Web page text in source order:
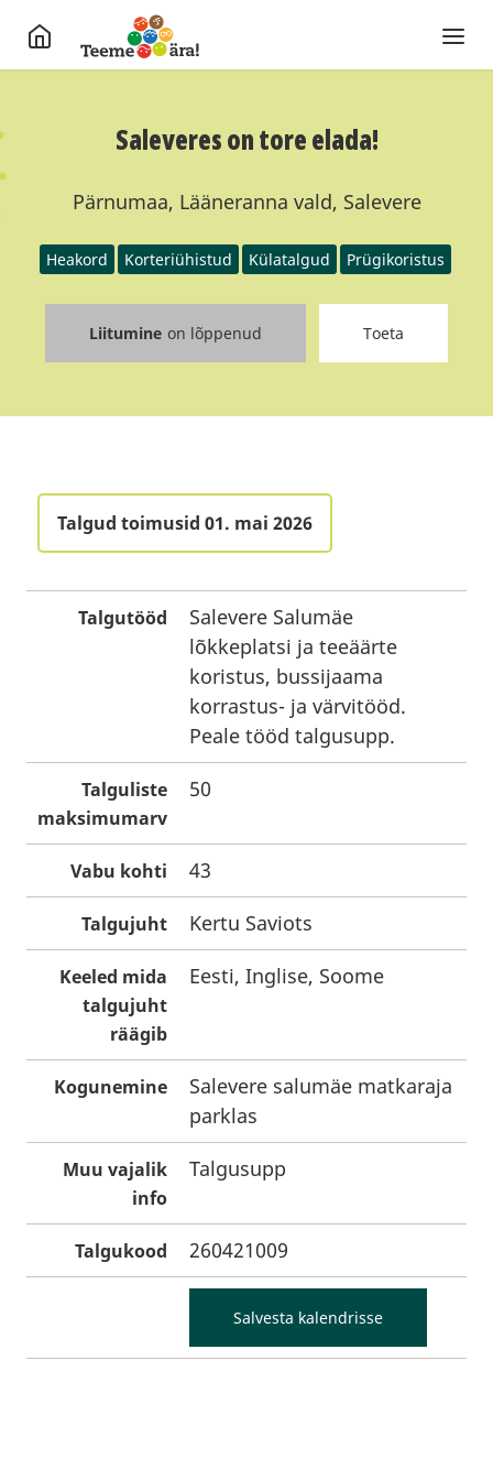
Saleveres on tore elada!
Pärnumaa, Lääneranna vald, Salevere
Heakord Korteriühistud Külatalgud Prügikoristus
Liitumine on lõppenud Toeta
Talgud toimusid 01. mai 2026
Talgutööd
Salevere Salumäe
lõkkeplatsi ja teeäärte
koristus, bussijaama
korrastus- ja värvitööd.
Peale tööd talgusupp.
Talguliste
maksimumarv
50
Vabu kohti 43
Talgujuht Kertu Saviots
Keeled mida
talgujuht
räägib
Eesti, Inglise, Soome
Kogunemine
Salevere salumäe matkaraja
parklas
Muu vajalik
info
Talgusupp
Talgukood 260421009
Salvesta kalendrisse